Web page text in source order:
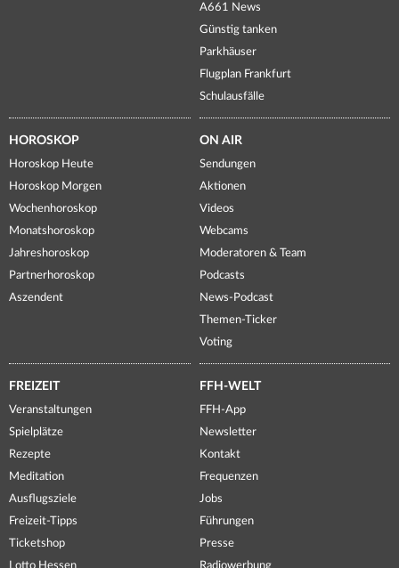
A661 News
Günstig tanken
Parkhäuser
Flugplan Frankfurt
Schulausfälle
HOROSKOP
Horoskop Heute
Horoskop Morgen
Wochenhoroskop
Monatshoroskop
Jahreshoroskop
Partnerhoroskop
Aszendent
ON AIR
Sendungen
Aktionen
Videos
Webcams
Moderatoren & Team
Podcasts
News-Podcast
Themen-Ticker
Voting
FREIZEIT
Veranstaltungen
Spielplätze
Rezepte
Meditation
Ausflugsziele
Freizeit-Tipps
Ticketshop
Lotto Hessen
FFH-WELT
FFH-App
Newsletter
Kontakt
Frequenzen
Jobs
Führungen
Presse
Radiowerbung